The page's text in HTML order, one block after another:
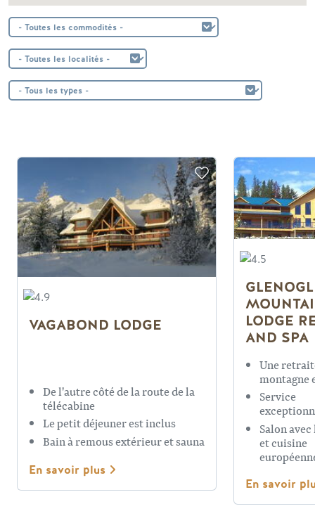
VAGABOND LODGE
De l'autre côté de la route de la
télécabine
Le petit déjeuner est inclus
Bain à remous extérieur et sauna
En savoir plus
LODGE
AND SPA
Une
montagne
Service
Salon
et cuisine
En savoir